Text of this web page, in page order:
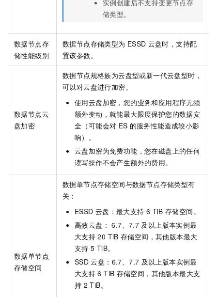
实例创建后不支持变更节点存
储类型。
数据节点存
储性能级别
数据节点存储类型为 ESSD 云盘时，支持配
置该参数。
数据节点云
盘加密
数据节点规格族为云盘型或新一代云盘型时，
可以对云盘进行加密。
使用云盘加密，您的业务和应用程序无须
额外变动，就能最大限度保护您的数据安
全（可能会对 ES 的服务性能造成较小影
响）。
云盘加密为免费功能，您在磁盘上的任何
读写操作不会产生额外的费用。
数据单节点
存储空间
数据单节点存储空间与数据节点存储类型有
关：
ESSD 云盘：最大支持 6 TiB 存储空间。
高效云盘： 6.7、7.7 及以上版本实例最
大支持 20 TiB 存储空间，其他版本最大
支持 5 TiB。
SSD 云盘：6.7、7.7 及以上版本实例最
大支持 6 TiB 存储空间，其他版本最大支
持 2 TiB。